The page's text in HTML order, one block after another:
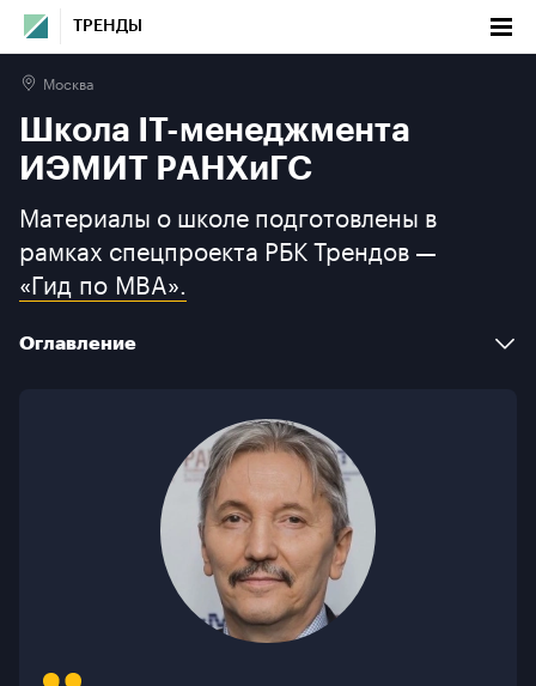
ТРЕНДЫ
Оглавление
Факты
Программы бизнес-образования
Школа IT-менеджмента
ИЭМИТ РАНХиГС
Материалы о школе подготовлены в
рамках спецпроекта РБК Трендов —
«Гид по MBA».
Москва
Оглавление
Программы бизнес-образования